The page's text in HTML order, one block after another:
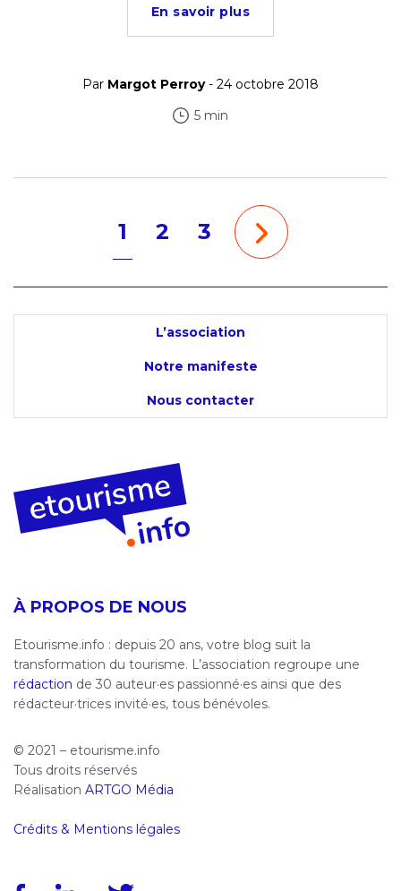
En savoir plus
Par Margot Perroy- 24 octobre 2018
5 min
1 2 3
L’association
Notre manifeste
Nous contacter
À PROPOS DE NOUS
Etourisme.info : depuis 20 ans, votre blog suit la
transformation du tourisme. L’association regroupe une
rédaction de 30 auteur·es passionné·es ainsi que des
rédacteur·trices invité·es, tous bénévoles.
© 2021 – etourisme.info
Tous droits réservés
Réalisation ARTGO Média
Crédits & Mentions légales